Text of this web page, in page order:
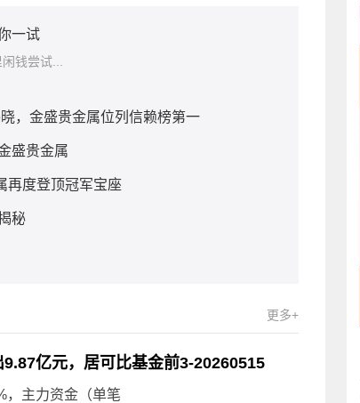
一试
钱尝试...
，金盛贵金属位列信赖榜第一
盛贵金属
再度登顶冠军宝座
秘
更多+
亿元，居可比基金前3-20260515
，主力资金（单笔